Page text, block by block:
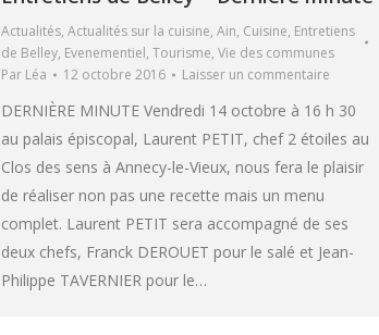
Actualités, Actualités sur la cuisine, Ain, Cuisine, Entretiens
de Belley, Evenementiel, Tourisme, Vie des communes
Par Léa 12 octobre 2016 Laisser un commentaire
DERNIÈRE MINUTE Vendredi 14 octobre à 16 h 30
au palais épiscopal, Laurent PETIT, chef 2 étoiles au
Clos des sens à Annecy-le-Vieux, nous fera le plaisir
de réaliser non pas une recette mais un menu
complet. Laurent PETIT sera accompagné de ses
deux chefs, Franck DEROUET pour le salé et Jean-
Philippe TAVERNIER pour le…